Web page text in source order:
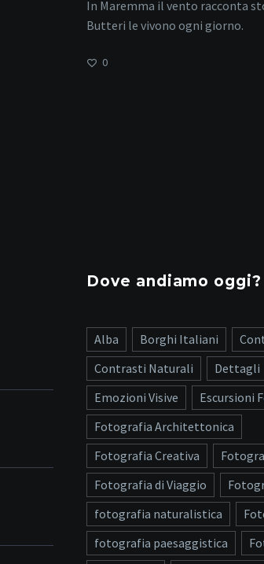
In Maremma il vento racconta
Butteri le vivono ogni giorno.
0
Dove andiamo oggi?
Alba Borghi Italiani
Contrasti Naturali
Dettagli
Emozioni Visive
Escursioni
Fotografia Architettonica
Fotografia Creativa
Fotografia di Viaggio
fotografia naturalistica
fotografia paesaggistica